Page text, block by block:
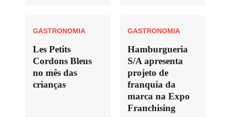
GASTRONOMIA
Les Petits
Cordons Bleus
no mês das
crianças
GASTRONOMIA
Hamburgueria
S/A apresenta
projeto de
franquia da
marca na Expo
Franchising